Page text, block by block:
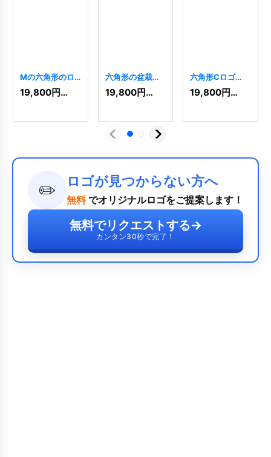
Mの六角形のロ
ゴ
2610]
19,800円(税込)
六角形の盆栽の
ロゴ[7335
19,800円(税込)
六角形Cロゴ
[3974]
19,800円(税込)
✏️ ロゴが見つからない方へ
無料 でオリジナルロゴをご提案します！
無料でリクエストする→
カンタン30秒で完了！